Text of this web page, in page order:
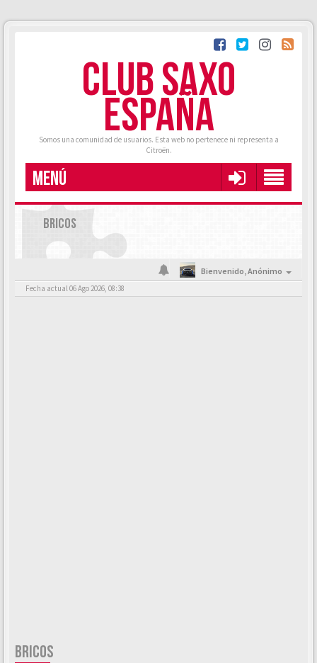
CLUB SAXO
ESPAÑA
Somos una comunidad de usuarios. Esta web no pertenece ni representa a
Citroën.
MENÚ
BRICOS
Bienvenido,Anónimo
Fecha actual 06 Ago 2026, 08:38
BRICOS